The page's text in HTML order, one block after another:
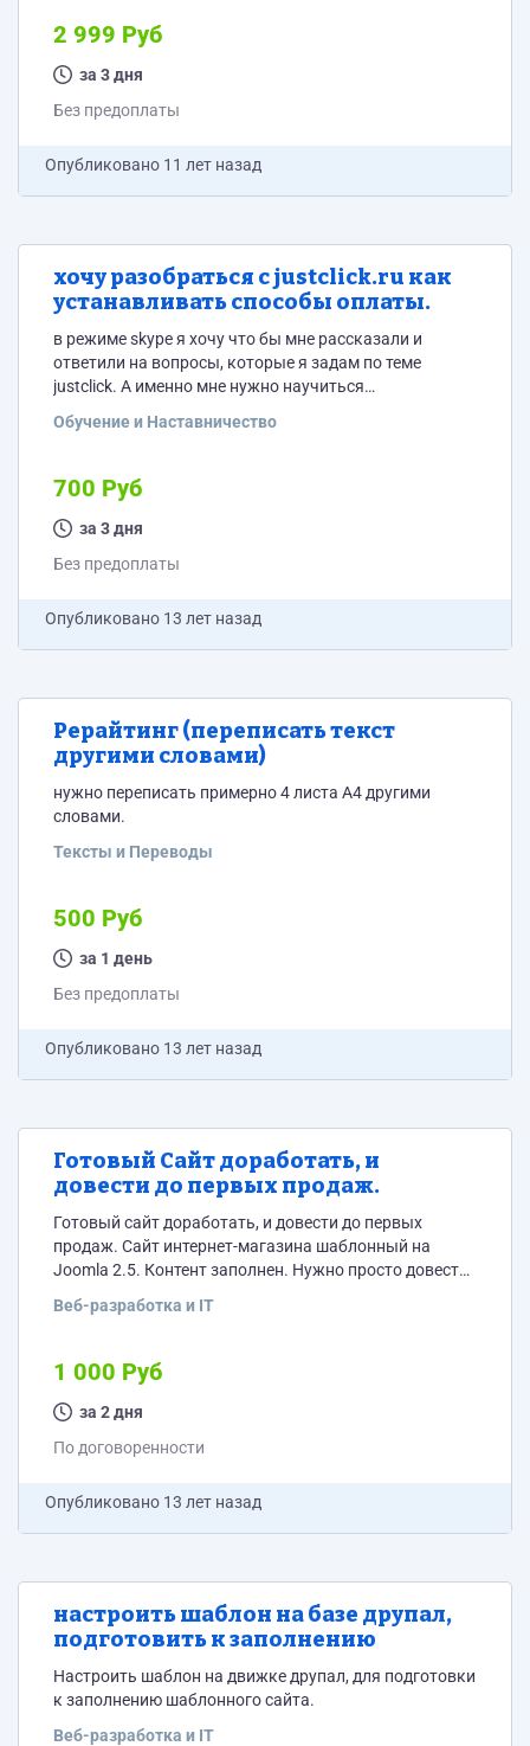
2 999 Руб
за 3 дня
Без предоплаты
Опубликовано 11 лет назад
хочу разобраться с justclick.ru как
устанавливать способы оплаты.
в режиме skype я хочу что бы мне рассказали и
ответили на вопросы, которые я задам по теме
justclick. А именно мне нужно научиться
Обучение и Наставничество
700 Руб
за 3 дня
Без предоплаты
Опубликовано 13 лет назад
Рерайтинг (переписать текст
другими словами)
нужно переписать примерно 4 листа А4 другими
словами.
Тексты и Переводы
500 Руб
за 1 день
Без предоплаты
Опубликовано 13 лет назад
Готовый Сайт доработать, и
довести до первых продаж.
Готовый сайт доработать, и довести до первых
продаж. Сайт интернет-магазина шаблонный на
Joomla 2.5. Контент заполнен. Нужно просто довести
www.dyxi.kz
Веб-разработка и IT
1 000 Руб
за 2 дня
По договоренности
Опубликовано 13 лет назад
настроить шаблон на базе друпал,
подготовить к заполнению
Настроить шаблон на движке друпал, для подготовки
к заполнению шаблонного сайта.
Веб-разработка и IT